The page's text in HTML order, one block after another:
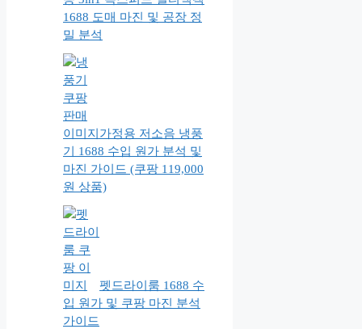
1688 도매 마진 및 공장 정
밀 분석
가정용 저소음 냉풍
기 1688 수입 원가 분석 및
마진 가이드 (쿠팡 119,000
원 상품)
펫드라이룸 1688 수
입 원가 및 쿠팡 마진 분석
가이드